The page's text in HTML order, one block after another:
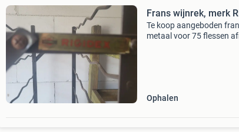
Frans wijnrek, merk
Te koop aangeboden
metaal voor 75 flessen
Ophalen